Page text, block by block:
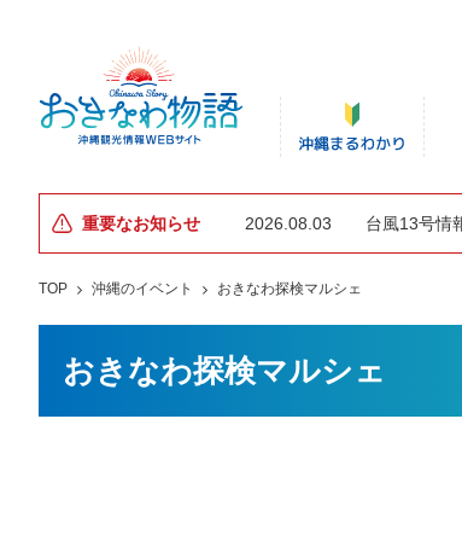
重要なお知らせ 2026.08.03 台風13号情
TOP 沖縄のイベント おきなわ探検マルシェ
おきなわ探検マルシェ